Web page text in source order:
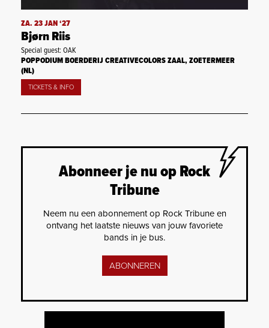
ZA. 23 JAN ‘27
Bjørn Riis
Special guest: OAK
POPPODIUM BOERDERIJ CREATIVECOLORS ZAAL, ZOETERMEER
(NL)
TICKETS & INFO
Abonneer je nu op Rock
Tribune
Neem nu een abonnement op Rock Tribune en
ontvang het laatste nieuws van jouw favoriete
bands in je bus.
ABONNEREN